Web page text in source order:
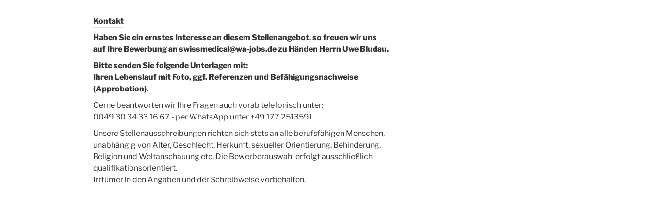
Kontakt
Haben Sie ein ernstes Interesse an diesem Stellenangebot, so freuen wir uns
auf Ihre Bewerbung an swissmedical@wa-jobs.de zu Händen Herrn Uwe Bludau.
Bitte senden Sie folgende Unterlagen mit:
Ihren Lebenslauf mit Foto, ggf. Referenzen und Befähigungsnachweise
(Approbation).
Gerne beantworten wir Ihre Fragen auch vorab telefonisch unter:
0049 30 34 33 16 67 - per WhatsApp unter +49 177 2513591
Unsere Stellenausschreibungen richten sich stets an alle berufsfähigen Menschen,
unabhängig von Alter, Geschlecht, Herkunft, sexueller Orientierung, Behinderung,
Religion und Weltanschauung etc. Die Bewerberauswahl erfolgt ausschließlich
qualifikationsorientiert.
Irrtümer in den Angaben und der Schreibweise vorbehalten.